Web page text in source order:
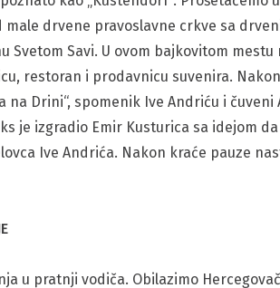
drvene pravoslavne crkve sa
Savi. U ovom bajkovitom
restoran i prodavnicu suvenira.
na Drini“, spomenik Ive Andriću i
je izgradio Emir Kusturica sa idejom
Ive Andrića. Nakon kraće pauze
u pratnji vodiča. Obilazimo